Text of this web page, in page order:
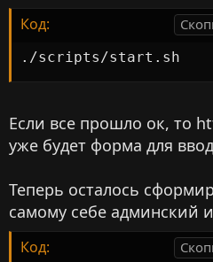
Код:
./scripts/start.sh
Если все прошло ок, то
уже будет форма для
Теперь осталось
самому себе админский
Код: